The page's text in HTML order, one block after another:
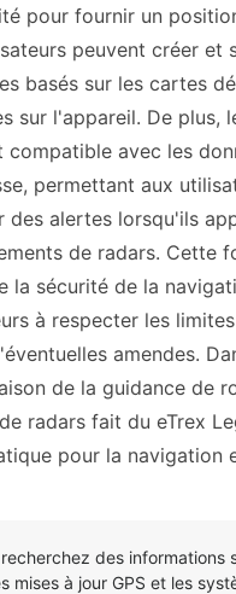
pour fournir un
peuvent créer et
basés sur les cartes
sur l'appareil. De plus,
compatible avec les
permettant aux
des alertes lorsqu'ils
de radars. Cette
la sécurité de la
à respecter les
amendes.
de la guidance de
radars fait du eTrex
pour la navigation
recherchez des informations
mises à jour GPS et les